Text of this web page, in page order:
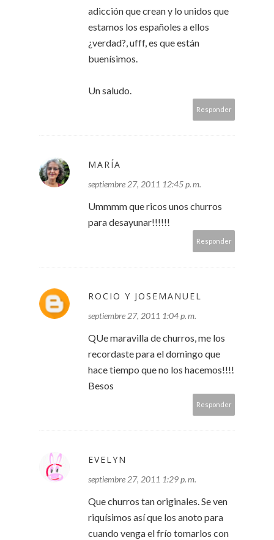
adicción que crean y lo unidos que
estamos los españoles a ellos
¿verdad?, ufff, es que están
buenísimos.
Un saludo.
Responder
MARÍA
septiembre 27, 2011 12:45 p. m.
Ummmm que ricos unos churros
para desayunar!!!!!!
Responder
ROCIO Y JOSEMANUEL
septiembre 27, 2011 1:04 p. m.
QUe maravilla de churros, me los
recordaste para el domingo que
hace tiempo que no los hacemos!!!!
Besos
Responder
EVELYN
septiembre 27, 2011 1:29 p. m.
Que churros tan originales. Se ven
riquísimos así que los anoto para
cuando venga el frío tomarlos con